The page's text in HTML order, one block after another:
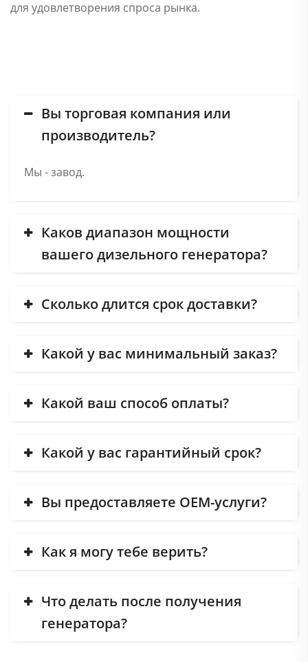
для удовлетворения спроса рынка.
Вы торговая компания или
производитель?
Мы - завод.
Каков диапазон мощности
вашего дизельного генератора?
Сколько длится срок доставки?
Какой у вас минимальный заказ?
Какой ваш способ оплаты?
Какой у вас гарантийный срок?
Вы предоставляете OEM-услуги?
Как я могу тебе верить?
Что делать после получения
генератора?